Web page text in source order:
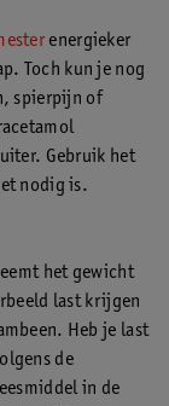
energieker
Toch kun je nog
spierpijn of
Gebruik het
nodig is.
het gewicht
last krijgen
Heb je last
de
in de